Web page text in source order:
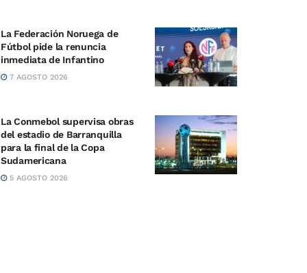
La Federación Noruega de
Fútbol pide la renuncia
inmediata de Infantino
7 AGOSTO 2026
La Conmebol supervisa obras
del estadio de Barranquilla
para la final de la Copa
Sudamericana
5 AGOSTO 2026